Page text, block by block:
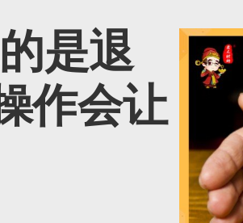
是退
作会让